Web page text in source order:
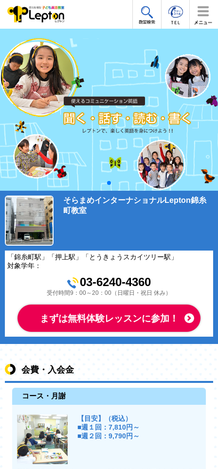
そらまめインターナショナルLepton錦糸
町教室
「錦糸町駅」「押上駅」「とうきょうスカイツリー駅」
対象学年：
03-6240-4360
受付時間9：00～20：00（日曜日・祝日 休み）
まずは無料体験レッスンに参加！
会費・入会金
コース・月謝
【目安】（税込）
■週１回：7,810円～
■週２回：9,790円～